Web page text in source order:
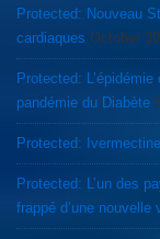
Protected: Nouveau
cardiaques October
Protected: L’épidémie et la
pandémie du Diabète
Protected:
Protected: L’un des
frappé d’une nouvelle